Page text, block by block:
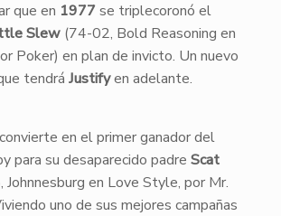
que en 1977 se triplecoronó el
Slew(74-02, Bold Reasoning en
Poker) en plan de invicto. Un nuevo
tendrá Justifyen adelante.
en el primer ganador del
para su desaparecido padre Scat
en Love Style, por Mr.
uno de sus mejores campañas